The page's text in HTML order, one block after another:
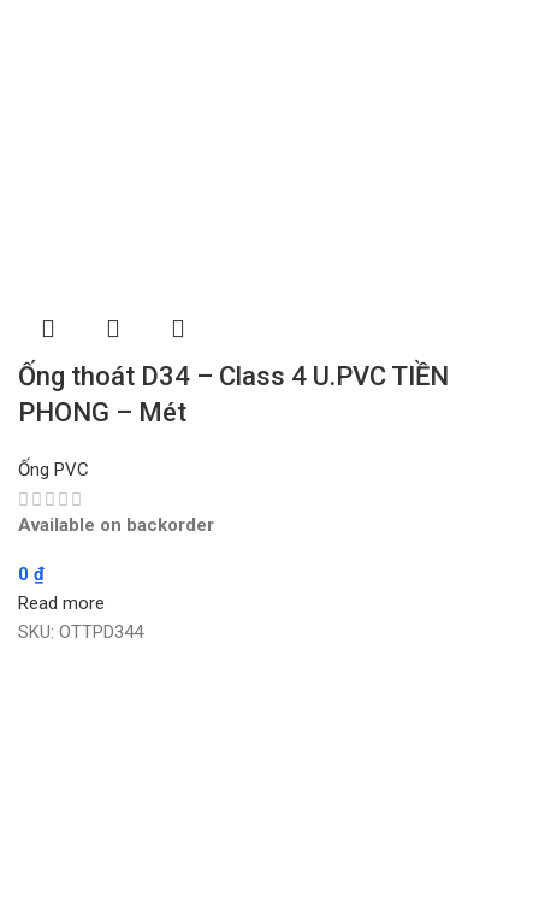
Ống thoát D34 – Class 4 U.PVC TIỀN
PHONG – Mét
Ống PVC
Available on backorder
0 ₫
Read more
SKU: OTTPD344